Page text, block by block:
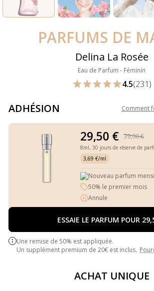
PARFUMS DE
Delina La Rosée
Eau de Parfum - Féminin
4.5(231)
ADHÉSION Comment
29,50 € 39,00 €
8ml, 30 jours de réserve de
3,69 €/ml
Nouveau parfum
50% le premier mois
Annule
ESSAIE LE PARFUM POUR
Une remise de 50% est appliquée.
Un supplément premium de 20€ est inclus.
ACHAT UNIQUE